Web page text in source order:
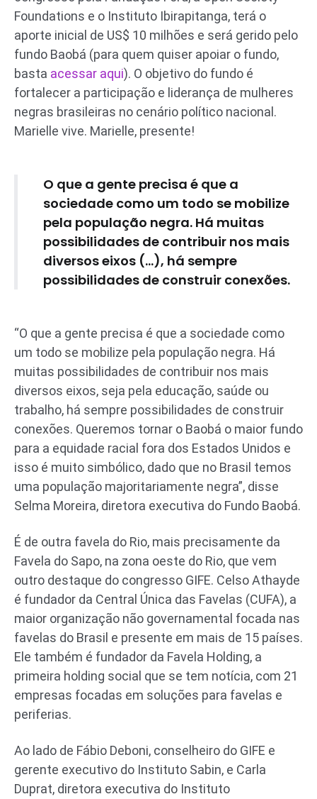
Foundations e o Instituto Ibirapitanga, terá o
aporte inicial de US$ 10 milhões e será gerido pelo
fundo Baobá (para quem quiser apoiar o fundo,
basta acessar aqui). O objetivo do fundo é
fortalecer a participação e liderança de mulheres
negras brasileiras no cenário político nacional.
Marielle vive. Marielle, presente!
O que a gente precisa é que a
sociedade como um todo se mobilize
pela população negra. Há muitas
possibilidades de contribuir nos mais
diversos eixos (…), há sempre
possibilidades de construir conexões.
“O que a gente precisa é que a sociedade como
um todo se mobilize pela população negra. Há
muitas possibilidades de contribuir nos mais
diversos eixos, seja pela educação, saúde ou
trabalho, há sempre possibilidades de construir
conexões. Queremos tornar o Baobá o maior fundo
para a equidade racial fora dos Estados Unidos e
isso é muito simbólico, dado que no Brasil temos
uma população majoritariamente negra”, disse
Selma Moreira, diretora executiva do Fundo Baobá.
É de outra favela do Rio, mais precisamente da
Favela do Sapo, na zona oeste do Rio, que vem
outro destaque do congresso GIFE. Celso Athayde
é fundador da Central Única das Favelas (CUFA), a
maior organização não governamental focada nas
favelas do Brasil e presente em mais de 15 países.
Ele também é fundador da Favela Holding, a
primeira holding social que se tem notícia, com 21
empresas focadas em soluções para favelas e
periferias.
Ao lado de Fábio Deboni, conselheiro do GIFE e
gerente executivo do Instituto Sabin, e Carla
Duprat, diretora executiva do Instituto